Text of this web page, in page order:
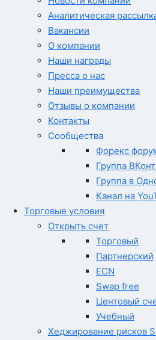
Аналитическая
Вакансии
О компании
Наши награды
Пресса о нас
Наши преимущества
Отзывы о компании
Контакты
Сообщества
Форекс
Группа
Группа в
Канал на
Торговые условия
Открыть счет
Торговый
Партнерский
ECN
Swap free
Центовый
Учебный
Хеджирование рисков